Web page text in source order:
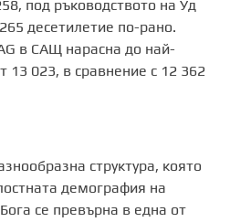
под ръководството на Уд
десетилетие по-рано.
в САЩ нарасна до най-
13 023, в сравнение с 12 362
структура, която
демография на
се превърна в една от